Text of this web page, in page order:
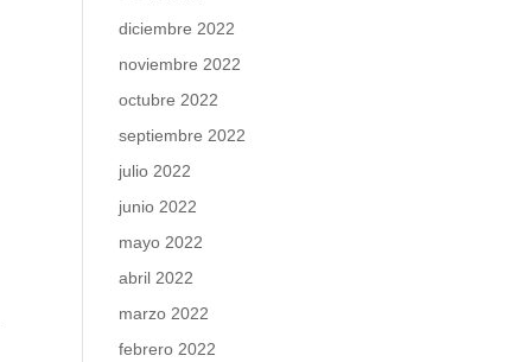
diciembre 2022
noviembre 2022
octubre 2022
septiembre 2022
julio 2022
junio 2022
mayo 2022
abril 2022
marzo 2022
febrero 2022